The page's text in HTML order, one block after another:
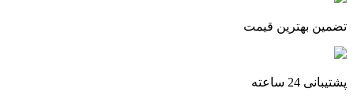
تضمین بهترین قیمت
پشتیبانی 24 ساعته